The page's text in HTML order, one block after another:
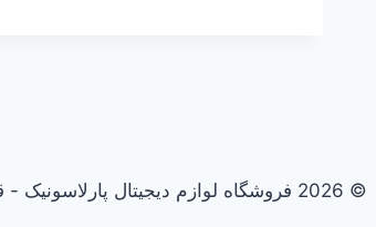
© 2026 فروشگاه لوازم دیجیتال پارلاسونیک - قالب وردپرس توسط